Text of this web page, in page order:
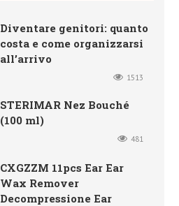
Diventare genitori: quanto
costa e come organizzarsi
all’arrivo
1513
STERIMAR Nez Bouché
(100 ml)
481
CXGZZM 11pcs Ear Ear
Wax Remover
Decompressione Ear